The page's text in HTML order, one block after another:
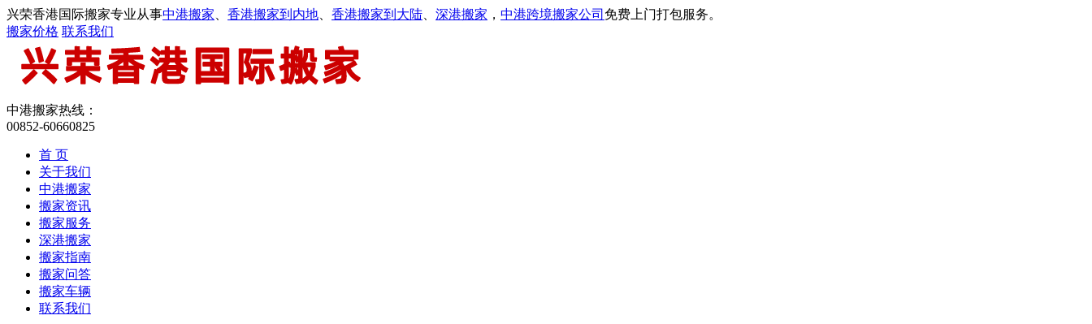
兴荣香港国际搬家专业从事中港搬家 香港搬家到内地 香港搬家到大陆 深港搬家 ， 中港跨境搬家公司 免费上门打包服务。
搬家价格 联系我们
中港搬家热线：
00852-60660825
首 页
关于我们
中港搬家
搬家资讯
搬家服务
深港搬家
搬家指南
搬家问答
搬家车辆
联系我们